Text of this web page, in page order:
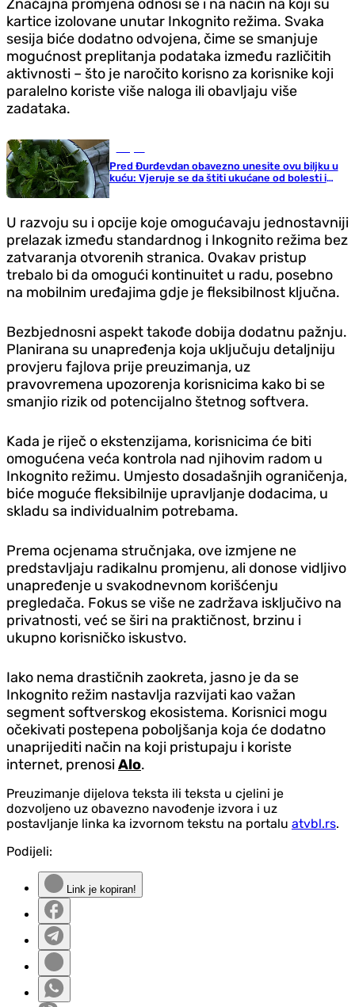
Značajna promjena odnosi se i na način na koji su
kartice izolovane unutar Inkognito režima. Svaka
sesija biće dodatno odvojena, čime se smanjuje
mogućnost preplitanja podataka između različitih
aktivnosti – što je naročito korisno za korisnike koji
paralelno koriste više naloga ili obavljaju više
zadataka.
Pred Đurđevdan obavezno unesite ovu biljku u
kuću: Vjeruje se da štiti ukućane od bolesti i
nesreće
U razvoju su i opcije koje omogućavaju jednostavniji
prelazak između standardnog i Inkognito režima bez
zatvaranja otvorenih stranica. Ovakav pristup
trebalo bi da omogući kontinuitet u radu, posebno
na mobilnim uređajima gdje je fleksibilnost ključna.
Bezbjednosni aspekt takođe dobija dodatnu pažnju.
Planirana su unapređenja koja uključuju detaljniju
provjeru fajlova prije preuzimanja, uz
pravovremena upozorenja korisnicima kako bi se
smanjio rizik od potencijalno štetnog softvera.
Kada je riječ o ekstenzijama, korisnicima će biti
omogućena veća kontrola nad njihovim radom u
Inkognito režimu. Umjesto dosadašnjih ograničenja,
biće moguće fleksibilnije upravljanje dodacima, u
skladu sa individualnim potrebama.
Prema ocjenama stručnjaka, ove izmjene ne
predstavljaju radikalnu promjenu, ali donose vidljivo
unapređenje u svakodnevnom korišćenju
pregledača. Fokus se više ne zadržava isključivo na
privatnosti, već se širi na praktičnost, brzinu i
ukupno korisničko iskustvo.
Iako nema drastičnih zaokreta, jasno je da se
Inkognito režim nastavlja razvijati kao važan
segment softverskog ekosistema. Korisnici mogu
očekivati postepena poboljšanja koja će dodatno
unaprijediti način na koji pristupaju i koriste
internet, prenosiAlo.
Preuzimanje dijelova teksta ili teksta u cjelini je
dozvoljeno uz obavezno navođenje izvora i uz
postavljanje linka ka izvornom tekstu na portalu atvbl.rs.
Podijeli:
Link je kopiran!